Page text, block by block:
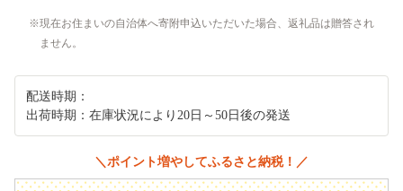
現在お住まいの自治体へ寄附申込いただいた場合、返礼品は贈答され
ません。
配送時期：
出荷時期：在庫状況により20日～50日後の発送
＼ポイント増やしてふるさと納税！／